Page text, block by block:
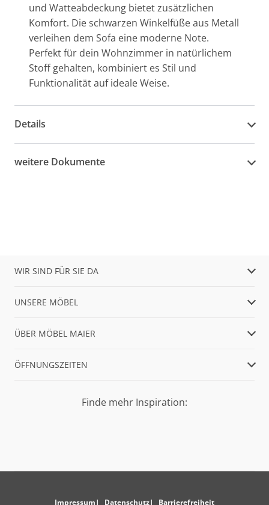
und Watteabdeckung bietet zusätzlichen
Komfort. Die schwarzen Winkelfüße aus Metall
verleihen dem Sofa eine moderne Note.
Perfekt für dein Wohnzimmer in natürlichem
Stoff gehalten, kombiniert es Stil und
Funktionalität auf ideale Weise.
Details
weitere Dokumente
WIR SIND FÜR SIE DA
UNSERE MÖBEL
ÜBER MÖBEL MAIER
ÖFFNUNGSZEITEN
Finde mehr Inspiration:
Impressum Datenschutz Barrierefreiheit